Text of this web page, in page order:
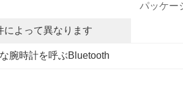
パッケー
によって異なります
腕時計を呼ぶBluetooth